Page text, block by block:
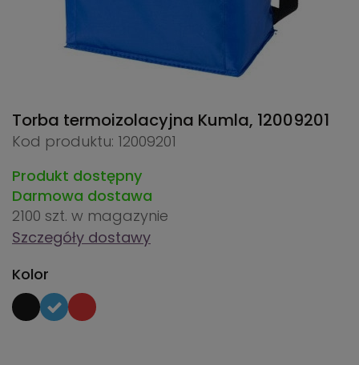
Torba termoizolacyjna Kumla, 12009201
Kod produktu: 12009201
Produkt dostępny
Darmowa dostawa
2100 szt. w magazynie
Szczegóły dostawy
Kolor